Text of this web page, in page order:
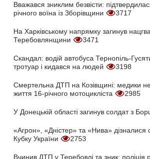
Вважався зниклим безвісти:
річного воїна із Зборівщини
3717
На Харківському напрямку загинув
Теребовлянщини
3471
Скандал: водій автобуса Тернопіль-
тротуар і кидався на людей
3198
Смертельна ДТП на Козівщині: медики
життя 16-річного мотоцикліста
2985
У Донецькій області загинув солдат з
«Агрон», «Дністер» та «Нива» дізналися
Кубку України
2753
Вчинив ДТП у Теребовлі та зник: поліція